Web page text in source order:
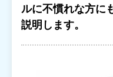
ルに不慣れな方に
説明します。